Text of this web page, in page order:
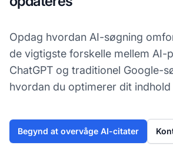
Opdag hvordan AI-søgning
de vigtigste forskelle mellem AI-
ChatGPT og traditionel Google-
hvordan du optimerer dit
Begynd at overvåge AI-citater